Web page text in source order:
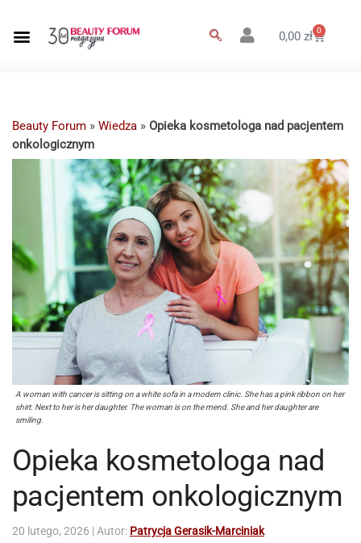
0,00zł 0
Beauty Forum » Wiedza » Opieka kosmetologa nad pacjentem
onkologicznym
A woman with cancer is sitting on a white sofa in a modern clinic. She has a pink ribbon on her
shirt. Next to her is her daughter. The woman is on the mend. She and her daughter are
smiling.
Opieka kosmetologa nad
pacjentem onkologicznym
20 lutego, 2026 | Autor: Patrycja Gerasik-Marciniak